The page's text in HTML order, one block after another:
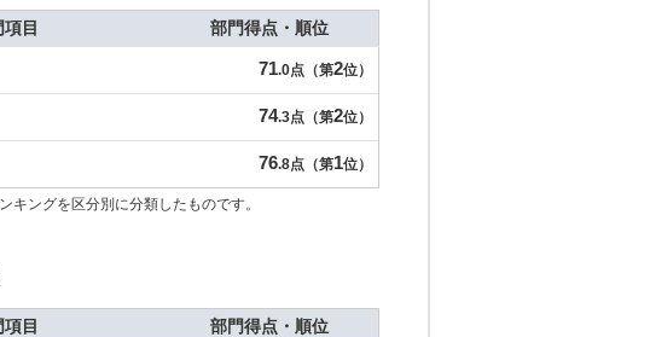
目 部門得点・順位
71.0点（第2位）
74.3点（第2位）
76.8点（第1位）
キングを区分別に分類したものです。
目 部門得点・順位